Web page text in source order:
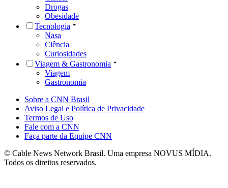
Drogas
Obesidade
Tecnologia
Nasa
Ciência
Curiosidades
Viagem & Gastronomia
Viagem
Gastronomia
Sobre a CNN Brasil
Aviso Legal e Política de Privacidade
Termos de Uso
Fale com a CNN
Faça parte da Equipe CNN
© Cable News Network Brasil. Uma empresa NOVUS MÍDIA.
Todos os direitos reservados.